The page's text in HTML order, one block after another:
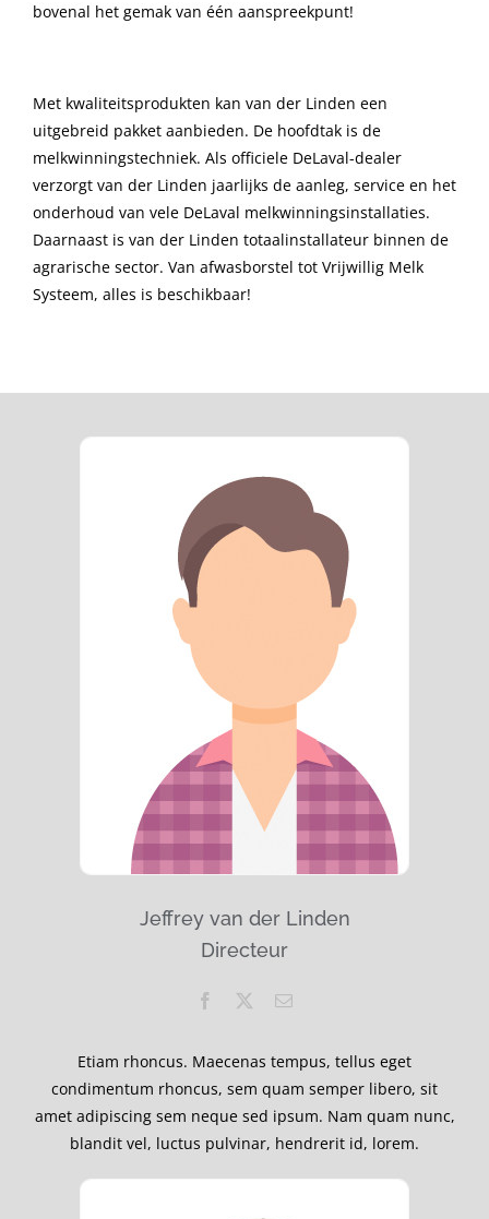
bovenal het gemak van één aanspreekpunt!
Met kwaliteitsprodukten kan van der Linden een
uitgebreid pakket aanbieden. De hoofdtak is de
melkwinningstechniek. Als officiele DeLaval-dealer
verzorgt van der Linden jaarlijks de aanleg, service en het
onderhoud van vele DeLaval melkwinningsinstallaties.
Daarnaast is van der Linden totaalinstallateur binnen de
agrarische sector. Van afwasborstel tot Vrijwillig Melk
Systeem, alles is beschikbaar!
Jeffrey van der Linden
Directeur
Etiam rhoncus. Maecenas tempus, tellus eget
condimentum rhoncus, sem quam semper libero, sit
amet adipiscing sem neque sed ipsum. Nam quam nunc,
blandit vel, luctus pulvinar, hendrerit id, lorem.